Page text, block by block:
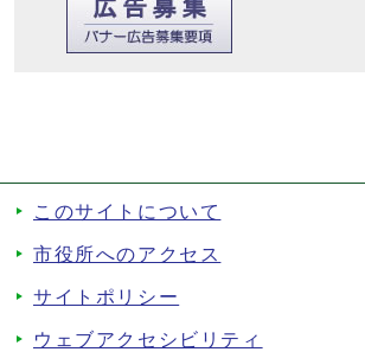
このサイトについて
市役所へのアクセス
サイトポリシー
ウェブアクセシビリティ